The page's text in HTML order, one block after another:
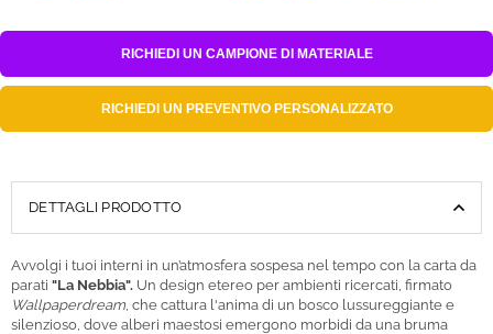
RICHIEDI UN CAMPIONE DI MATERIALE
RICHIEDI UN PREVENTIVO PERSONALIZZATO
DETTAGLI PRODOTTO
Avvolgi i tuoi interni in un’atmosfera sospesa nel tempo con la carta da
parati "La Nebbia". Un design etereo per ambienti ricercati, firmato
Wallpaperdream, che cattura l'anima di un bosco lussureggiante e
silenzioso, dove alberi maestosi emergono morbidi da una bruma